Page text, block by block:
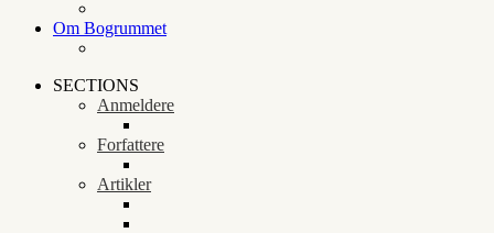
Om Bogrummet
SECTIONS
Anmeldere
Forfattere
Artikler